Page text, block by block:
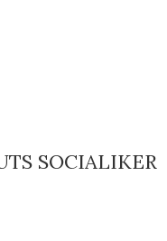
SOCIALIKER